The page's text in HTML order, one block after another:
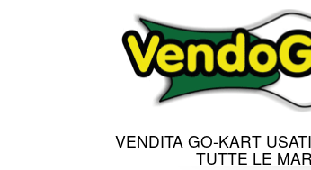
VENDITA GO-KART
TUTTE LE